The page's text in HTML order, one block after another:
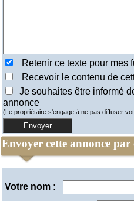
Retenir ce texte pour mes
Recevoir le contenu de
Je souhaites être informé
annonce
(Le propriétaire s'engage à ne pas diffuser
Envoyer cette annonce par
Votre nom :